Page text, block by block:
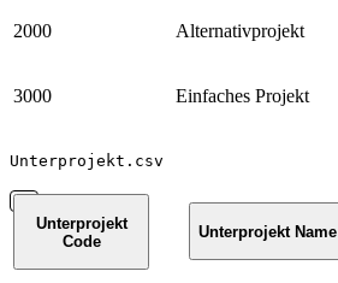
2000 Alternativprojekt
3000 Einfaches Projekt
Unterprojekt.csv
Unterprojekt
Code
Unterprojekt Name